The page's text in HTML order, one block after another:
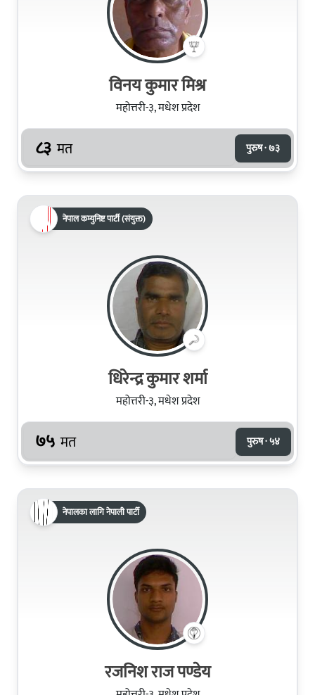
विनय कुमार मिश्र
महोत्तरी-३, मधेश प्रदेश
८३ मत पुरुष · ७३
नेपाल कम्युनिष्ट पार्टी (संयुक्त)
धिरेन्द्र कुमार शर्मा
महोत्तरी-३, मधेश प्रदेश
७५ मत पुरुष · ५४
नेपालका लागि नेपाली पार्टी
रजनिश राज पण्डेय